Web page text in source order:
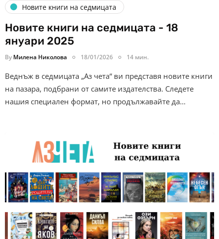
Новите книги на седмицата
Новите книги на седмицата - 18
януари 2025
By Милена Николова 18/01/2026 14 мин.
Веднъж в седмицата „Аз чета“ ви представя новите книги
на пазара, подбрани от самите издателства. Следете
нашия специален формат, но продължавайте да…